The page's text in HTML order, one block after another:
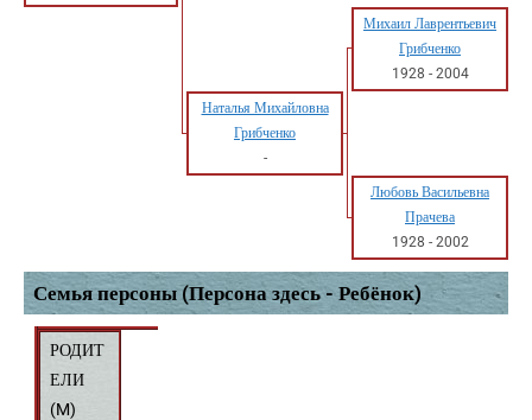
Михаил Лаврентьевич
Грибченко
1928 - 2004
Наталья Михайловна
Грибченко
-
Любовь Васильевна
Прачева
1928 - 2002
Семья персоны (Персона здесь - Ребёнок)
РОДИТ
ЕЛИ
(M)